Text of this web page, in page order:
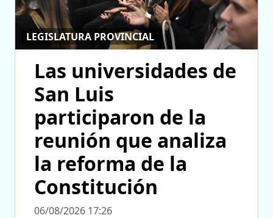
LEGISLATURA PROVINCIAL
Las universidades de
San Luis
participaron de la
reunión que analiza
la reforma de la
Constitución
06/08/2026 17:26